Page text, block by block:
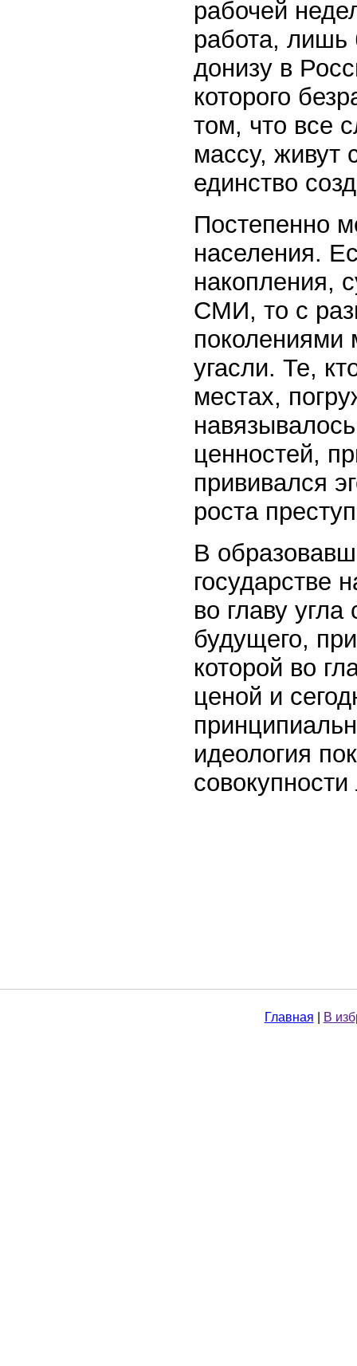
рабочей
работа, лишь
донизу в
которого
том, что все
массу, живут
единство
Постепенно
населения.
накопления,
СМИ, то с
поколениями
угасли. Те,
местах,
ценностей,
прививался
роста
В
государстве
во главу
будущего,
которой во
ценой и
идеология
Главная В